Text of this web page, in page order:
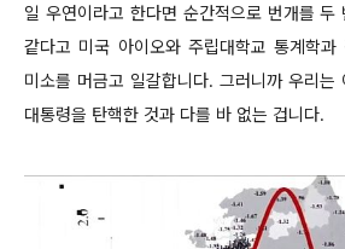
일 우연이라고 한다면 순간적으로 번개를
같다고 미국 아이오와 주립대학교 통계학과
미소를 머금고 일갈합니다. 그러니까 우리
대통령을 탄핵한 것과 다를 바 없는 겁니다.